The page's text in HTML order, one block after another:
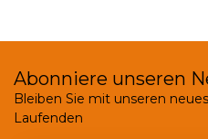
Abonniere unseren
Bleiben Sie mit unseren
Laufenden